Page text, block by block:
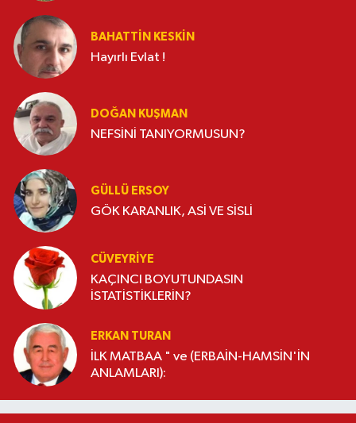
BAHATTIN KESKİN
Hayırlı Evlat !
DOĞAN KUŞMAN
NEFSİNİ TANIYORMUSUN?
GÜLLÜ ERSOY
GÖK KARANLIK, ASİ VE SİSLİ
CÜVEYRIYE
KAÇINCI BOYUTUNDASIN
İSTATİSTİKLERİN?
ERKAN TURAN
İLK MATBAA " ve (ERBAİN-HAMSİN'İN
ANLAMLARI):